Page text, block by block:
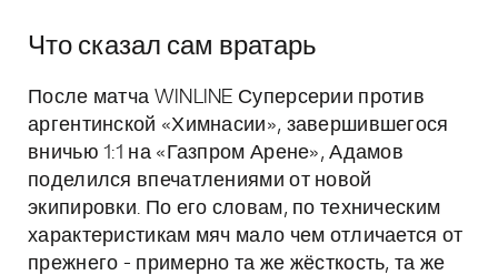
Что сказал сам вратарь
После матча WINLINE Суперсерии против
аргентинской «Химнасии», завершившегося
вничью 1:1 на «Газпром Арене», Адамов
поделился впечатлениями от новой
экипировки. По его словам, по техническим
характеристикам мяч мало чем отличается от
прежнего - примерно та же жёсткость, та же